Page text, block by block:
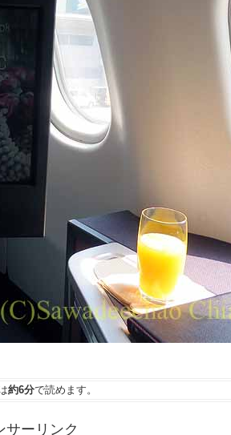
約6分で読めます。
サーリンク